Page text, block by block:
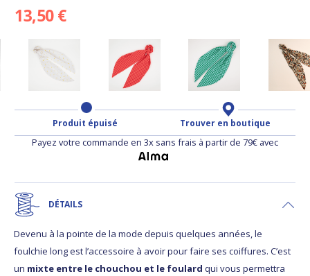
13,50 €
Produit épuisé Trouver en boutique
Payez votre commande en 3x sans frais à partir de 79€ avec
DÉTAILS
Devenu à la pointe de la mode depuis quelques années, le
foulchie long est l’accessoire à avoir pour faire ses coiffures. C’est
un mixte entre le chouchou et le foulard qui vous permettra